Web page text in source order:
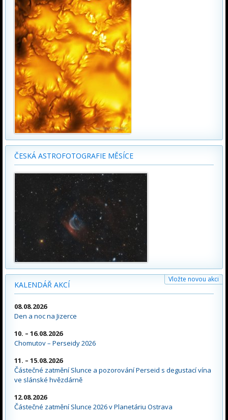
ČESKÁ ASTROFOTOGRAFIE MĚSÍCE
KALENDÁŘ AKCÍ
Vložte novou akci
08.08.2026
Den a noc na Jizerce
10. – 16.08.2026
Chomutov – Perseidy 2026
11. – 15.08.2026
Částečné zatmění Slunce a pozorování Perseid s degustací vína
ve slánské hvězdárně
12.08.2026
Částečné zatmění Slunce 2026 v Planetáriu Ostrava